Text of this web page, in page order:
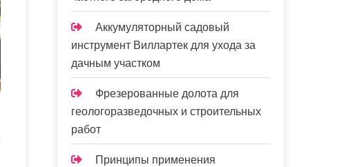
Аккумуляторный садовый
инструмент Виллартек для ухода за
дачным участком
Фрезерованные долота для
геологоразведочных и строительных
работ
Принципы применения